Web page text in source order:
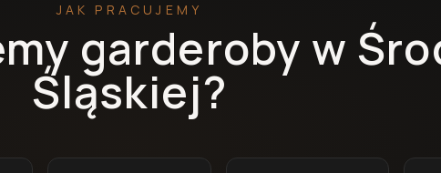
JAK PRACUJEMY
garderoby w
Śląskiej?